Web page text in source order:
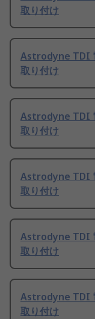
取り付け
Astrodyne TDI
取り付け
Astrodyne TDI
取り付け
Astrodyne TDI
取り付け
Astrodyne TDI
取り付け
Astrodyne TDI
取り付け